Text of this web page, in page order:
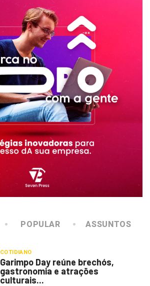
POPULAR ASSUNTOS
COTIDIANO
Garimpo Day reúne brechós,
gastronomia e atrações
culturais...